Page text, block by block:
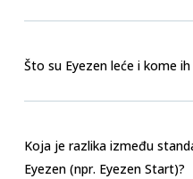
Što su Eyezen leće i kome
Koja je razlika između
Eyezen (npr. Eyezen Start)?